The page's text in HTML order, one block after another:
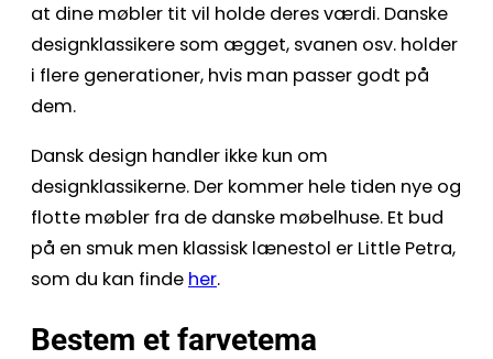
at dine møbler tit vil holde deres værdi. Danske
designklassikere som ægget, svanen osv. holder
i flere generationer, hvis man passer godt på
dem.
Dansk design handler ikke kun om
designklassikerne. Der kommer hele tiden nye og
flotte møbler fra de danske møbelhuse. Et bud
på en smuk men klassisk lænestol er Little Petra,
som du kan finde her.
Bestem et farvetema